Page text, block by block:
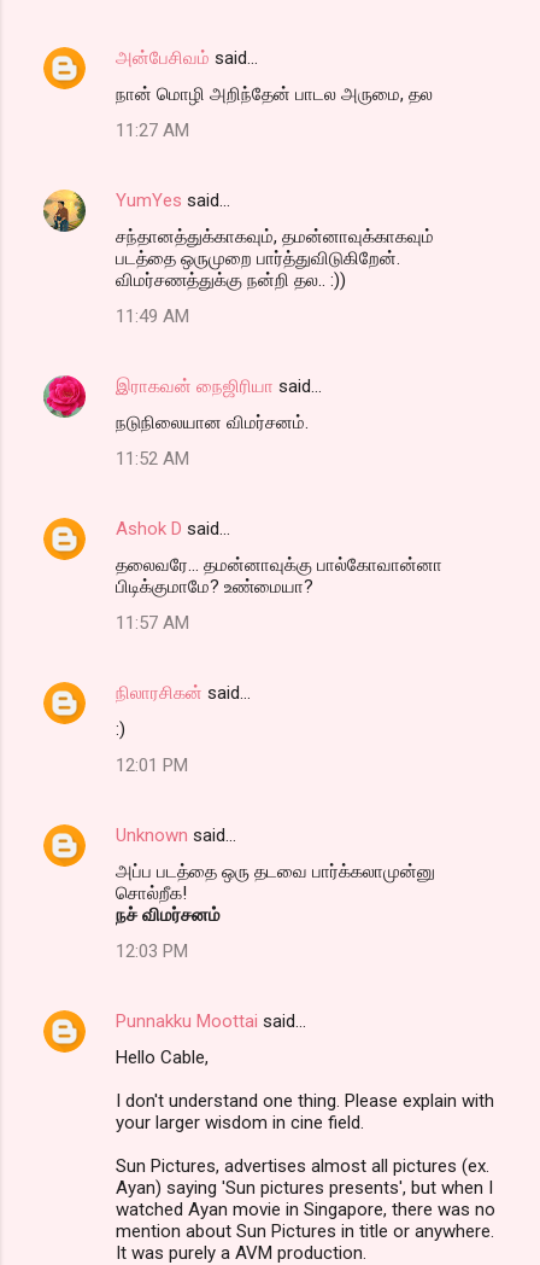
அன்பேசிவம் said…
நான் மொழி அறிந்தேன் பாடல அருமை, தல
11:27 AM
YumYes said…
சந்தானத்துக்காகவும், தமன்னாவுக்காகவும்
படத்தை ஒருமுறை பார்த்துவிடுகிறேன்.
விமர்சணத்துக்கு நன்றி தல.. :))
11:49 AM
இராகவன் நைஜிரியா said…
நடுநிலையான விமர்சனம்.
11:52 AM
Ashok D said…
தலைவரே... தமன்னாவுக்கு பால்கோவான்னா
பிடிக்குமாமே? உண்மையா?
11:57 AM
நிலாரசிகன் said…
:)
12:01 PM
Unknown said…
அப்ப படத்தை ஒரு தடவை பார்க்கலாமுன்னு
சொல்றீக!
நச் விமர்சனம்
12:03 PM
Punnakku Moottai said…
Hello Cable,
I don't understand one thing. Please explain with
your larger wisdom in cine field.
Sun Pictures, advertises almost all pictures (ex.
Ayan) saying 'Sun pictures presents', but when I
watched Ayan movie in Singapore, there was no
mention about Sun Pictures in title or anywhere.
It was purely a AVM production.